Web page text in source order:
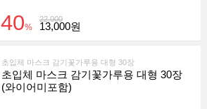
22,000
40% 13,000원
초입체 마스크 감기꽃가루용 대형 30장
초입체 마스크 감기꽃가루용 대형 30장
(와이어미포함)